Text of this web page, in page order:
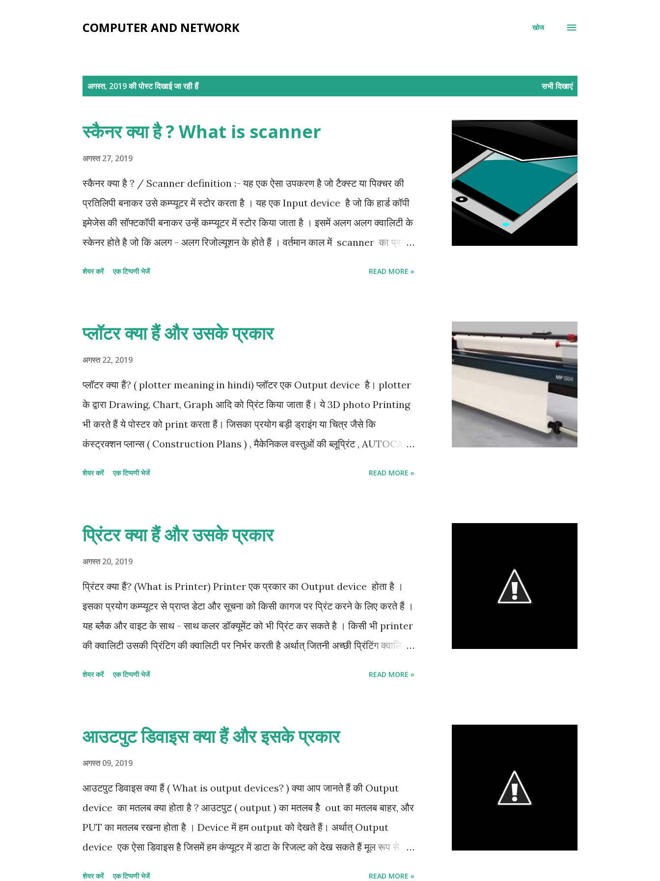
COMPUTER AND NETWORK खोज
अगस्त, 2019 की पोस्ट दिखाई जा रही हैं सभी दिखाएं
स्कैनर क्या है ? What is scanner
अगस्त 27, 2019
स्कैनर क्या है ? / Scanner definition :- यह एक ऐसा उपकरण है जो टैक्स्ट या पिक्चर की
प्रतिलिपी बनाकर उसे कम्प्यूटर में स्टोर करता है । यह एक Input device है जो कि हार्ड कॉपी
इमेजेस की सॉफ्टकॉपी बनाकर उन्हें कम्प्यूटर में स्टोर किया जाता है । इसमें अलग अलग क्वालिटी के
स्केनर होते है जो कि अलग - अलग रिजोल्यूशन के होते हैं । वर्तमान काल में scanner का प्रयोग
ही स्कैन करता है । यह कागज , दस्तावेज या फोटोग्राफ इत्यादि को इलेक्ट्रॉनिक रूप पर परिवर्ति
कर देता है जो कि कम्प्यूटर में स्टोर किया जाता है । यह इलैक्ट्रॉनिक रूप एक इमेज की भांति होता
है , जिसमें आवश्यकता के अनुसार editing , manipulation इत्यादि किए जा सकते हैं । यह
कार्य इमेज प्रोसेसिंग Software के माध्यम से किया जाता ...
शेयर करें एक टिप्पणी भेजें READ MORE »
प्लॉटर क्या हैं और उसके प्रकार
अगस्त 22, 2019
प्लॉटर क्या हैं? ( plotter meaning in hindi) प्लॉटर एक Output device है। plotter
के द्वारा Drawing, Chart, Graph आदि को प्रिंट किया जाता हैं। ये 3D photo Printing
भी करते हैं ये पोस्टर को print करता हैं। जिसका प्रयोग बड़ी ड्राइंग या चित्र जैसे कि
कंस्ट्रक्शन प्लान्स ( Construction Plans ) , मैकेनिकल वस्तुओं की ब्लूप्रिंट , AUTOCAD
दूसरे सिरे तक चल सकती है । इस छड़ पर अलग - अलग रंगों के दो या तीन पेन लगे होते हैं , जो छड़
पर आगे - पिछे सरक सकते हैं । इस प्रकार छड़ और पेनों की सम्मिलित हलचल से समतल सतह के
किसी भी भाग में कागज पर चिह्न या चित्र बनाया जा सकता है । इसके द्वारा छपाई अच्छी होती है ,
परन्तु ये बहुत धीमे होते हैं तथा मूल्य भी अपेक्षाकृत अधिक होता है । प्रिंट करने में वैसे तो इस कार्य
के लिए सामान...
शेयर करें एक टिप्पणी भेजें READ MORE »
प्रिंटर क्या हैं और उसके प्रकार
अगस्त 20, 2019
प्रिंटर क्या हैं? (What is Printer) Printer एक प्रकार का Output device होता है ।
इसका प्रयोग कम्प्यूटर से प्राप्त डेटा और सूचना को किसी कागज पर प्रिंट करने के लिए करते हैं ।
यह ब्लैक और वाइट के साथ - साथ कलर डॉक्यूमेंट को भी प्रिंट कर सकते है । किसी भी printer
की क्वालिटी उसकी प्रिंटिग की क्वालिटी पर निर्भर करती है अर्थात् जितनी अच्छी प्रिंटिंग क्वालिटी
मुख्यत: दो भागों में बांट सकते हैं। 1 Impact Printers 2 Non-Impact Printers
प्रोग्रामिंग भाषा कंप्यूटर क्या हैं? Operating system Management information
system (MIS ) Relational database management system (RDBMS) 1
Impact Printers :- Impact Printer एक बार में एक कैरेक्टर या एक लाइन प्रिण्ट कर
सकता है । इस प्रकार के printer ज्यादा अच्छी क्वालिटी की प्रिंटिंग...
शेयर करें एक टिप्पणी भेजें READ MORE »
आउटपुट डिवाइस क्या हैं और इसके प्रकार
अगस्त 09, 2019
आउटपुट डिवाइस क्या हैं ( What is output devices? ) क्या आप जानते हैं की Output
device का मतलब क्या होता है ? आउटपुट ( output ) का मतलब हैै out का मतलब बाहर, और
PUT का मतलब रखना होता है । Device में हम output को देखते हैं। अर्थात् Output
device एक ऐसा डिवाइस है जिसमें हम कंप्यूटर में डाटा के रिजल्ट को देख सकते हैं मूल रूप से
शेयर करें एक टिप्पणी भेजें READ MORE »